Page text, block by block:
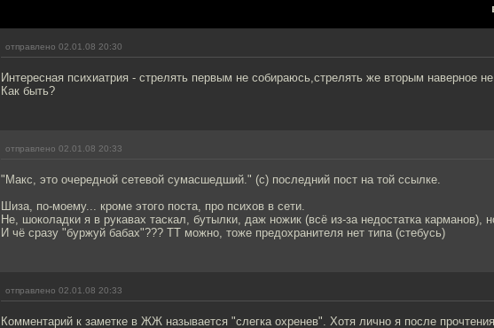
отправлено 02.01.08 20:30
Интересная психиатрия - стрелять первым не собираюсь,стрелять же вторым наверное
Как быть?
отправлено 02.01.08 20:33
"Макс, это очередной сетевой сумасшедший." (с) последний пост на той ссылке.
Шиза, по-моему... кроме этого поста, про психов в сети.
Не, шоколадки я в рукавах таскал, бутылки, даж ножик (всё из-за недостатка карманов),
И чё сразу "буржуй бабах"??? ТТ можно, тоже предохранителя нет типа (стебусь)
отправлено 02.01.08 20:33
Комментарий к заметке в ЖЖ называется "слегка охренев". Хотя лично я после